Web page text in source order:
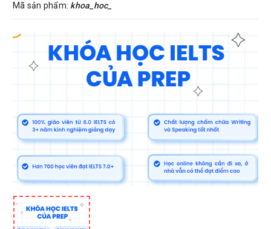
Mã sản phẩm: khoa_hoc_